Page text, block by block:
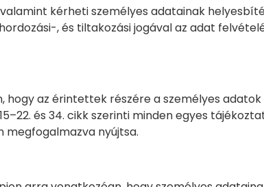
kérheti személyes adatainak
, és tiltakozási jogával az adat
az érintettek részére a személyes
és 34. cikk szerinti minden egyes
megfogalmazva nyújtsa.